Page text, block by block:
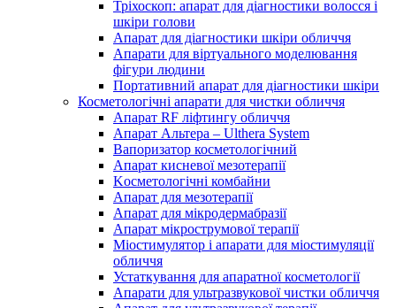
Тріхоскоп: апарат для діагностики волосся і
шкіри голови
Апарат для діагностики шкіри обличчя
Апарати для віртуального моделювання
фігури людини
Портативний апарат для діагностики шкіри
Косметологічні апарати для чистки обличчя
Апарат RF ліфтингу обличчя
Апарат Альтера – Ulthera System
Вапоризатор косметологічний
Апарат кисневої мезотерапії
Kосметологічні комбайни
Апарат для мезотерапії
Апарат для мікродермабразії
Апарат мікрострумової терапії
Міостимулятор і апарати для міостимуляції
обличчя
Устаткування для апаратної косметології
Апарати для ультразвукової чистки обличчя